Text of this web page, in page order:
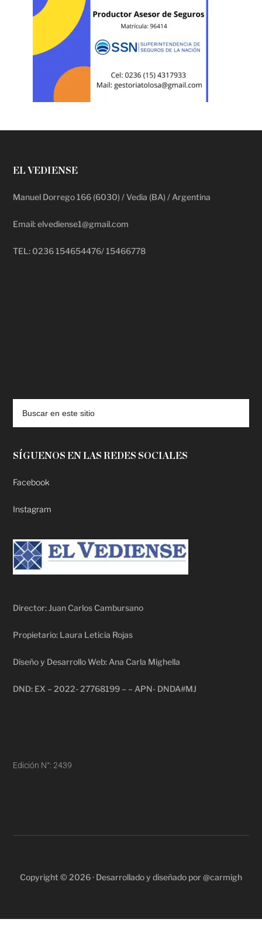
EL VEDIENSE
Manuel Dorrego 166 (6030) / Vedia (BA) / Argentina
Email: elvediense1@gmail.com
TEL: 0236 154654476/ 15466778
SÍGUENOS EN LAS REDES SOCIALES
Facebook
Instagram
Director: Juan Carlos Cambursano
Propietario: Laura Leticia Rojas
Diseño y Desarrollo Web: Ana Carla Mighella
DND: EX – 2022- 27768199 – – APN- DNDA#MJ
Edición N°: 2439
Copyright © 2026 · Desarrollado y diseñado por @carmigh